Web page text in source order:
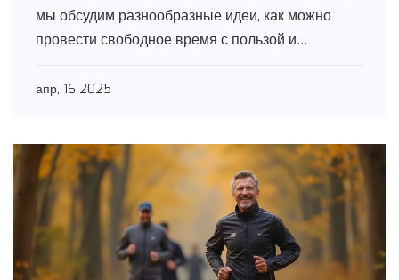
мы обсудим разнообразные идеи, как можно
провести свободное время с пользой и
спокойное хобби, каждый найдёт здесь что-то
предостаточно. Узнай, как разнообразить свои
выходные и обрести новые увлечения.
апр, 16 2025